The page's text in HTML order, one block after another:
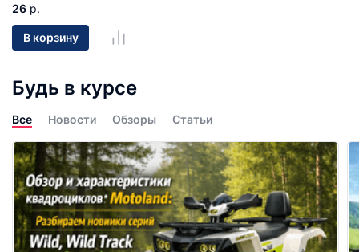
26 р.
В корзину
Будь в курсе
Все Новости Обзоры Статьи